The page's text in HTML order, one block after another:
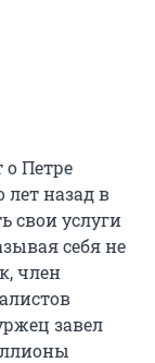
о Петре
назад в
свои услуги
себя не
член
завел